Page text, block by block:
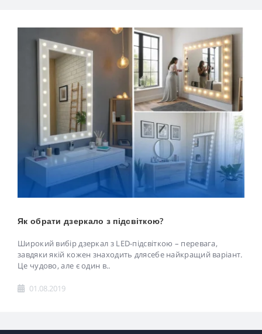
Як обрати дзеркало з підсвіткою?
Широкий вибір дзеркал з LED-підсвіткою – перевага,
завдяки якій кожен знаходить длясебе найкращий варіант.
Це чудово, але є один в..
01.08.2019